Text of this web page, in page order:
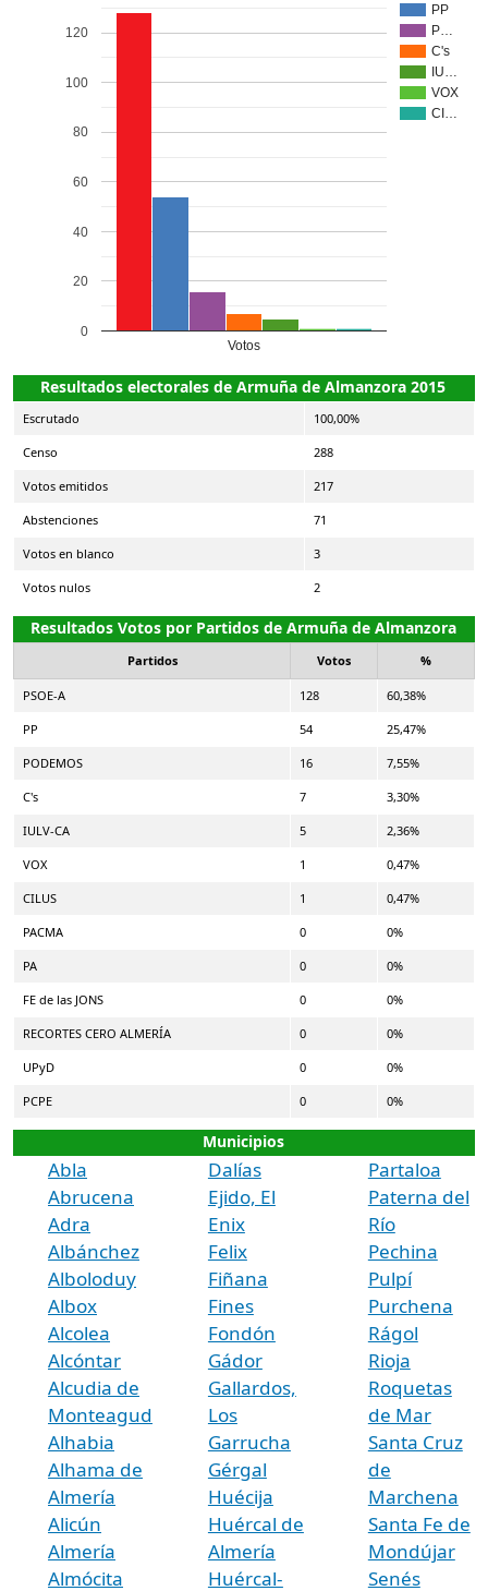
PP
P…
C's
IU…
VOX
CI…
Votos
0
20
40
60
80
100
120
Resultados electorales de Armuña de Almanzora 2015
Escrutado 100,00%
Censo 288
Votos emitidos 217
Abstenciones 71
Votos en blanco 3
Votos nulos 2
Resultados Votos por Partidos de Armuña de Almanzora
Partidos Votos %
PSOE-A 128 60,38%
PP 54 25,47%
PODEMOS 16 7,55%
C's 7 3,30%
IULV-CA 5 2,36%
VOX 1 0,47%
CILUS 1 0,47%
PACMA 0 0%
PA 0 0%
FE de las JONS 0 0%
RECORTES CERO ALMERÍA 0 0%
UPyD 0 0%
PCPE 0 0%
Municipios
Abla
Abrucena
Adra
Albánchez
Alboloduy
Albox
Alcolea
Alcóntar
Alcudia de
Monteagud
Alhabia
Alhama de
Almería
Alicún
Almería
Almócita
Dalías
Ejido, El
Enix
Felix
Fiñana
Fines
Fondón
Gádor
Gallardos,
Los
Garrucha
Gérgal
Huécija
Huércal de
Almería
Huércal-
Partaloa
Paterna del
Río
Pechina
Pulpí
Purchena
Rágol
Rioja
Roquetas
de Mar
Santa Cruz
de
Marchena
Santa Fe de
Mondújar
Senés